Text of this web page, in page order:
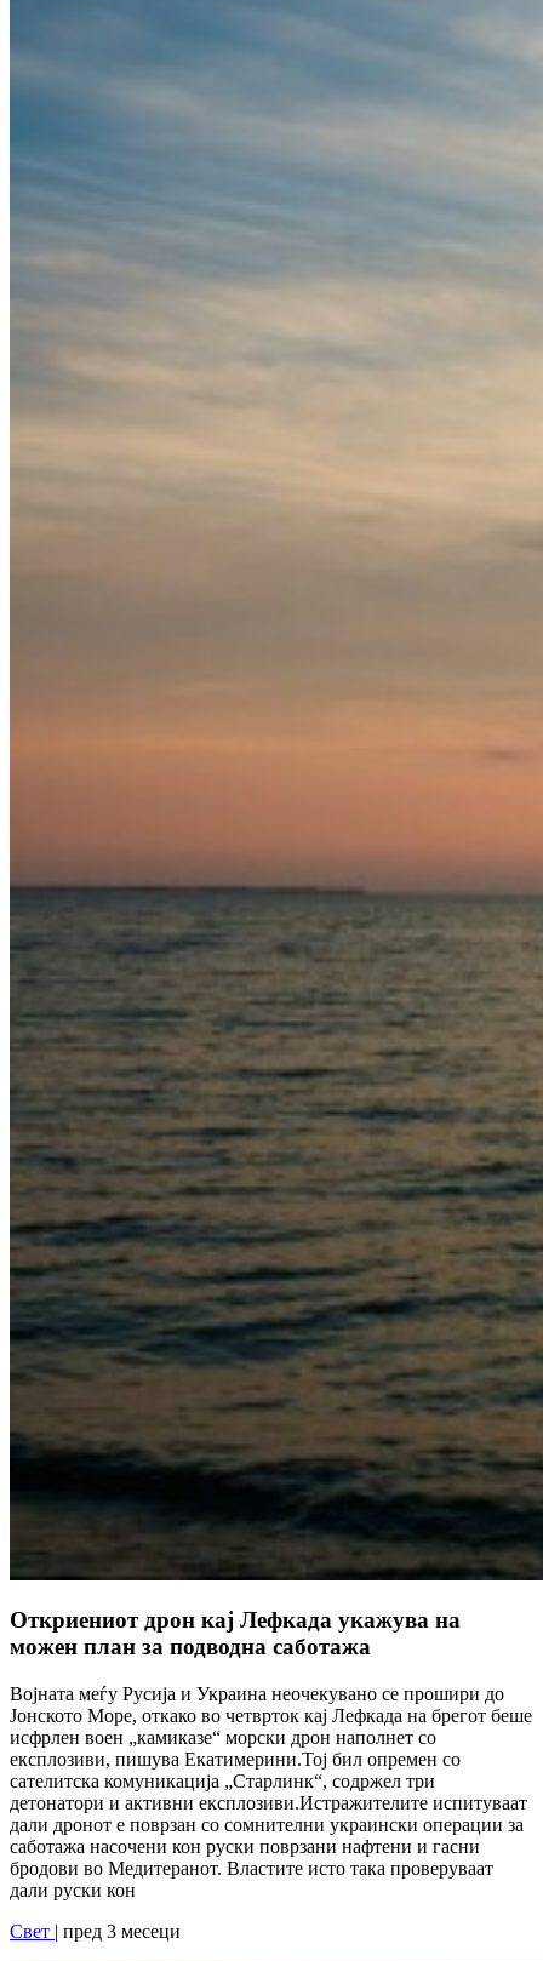
Откриениот дрон кај Лефкада укажува на
можен план за подводна саботажа
Војната меѓу Русија и Украина неочекувано се прошири до
Јонското Море, откако во четврток кај Лефкада на брегот беше
исфрлен воен „камиказе“ морски дрон наполнет со
експлозиви, пишува Екатимерини.Тој бил опремен со
сателитска комуникација „Старлинк“, содржел три
детонатори и активни експлозиви.Истражителите испитуваат
дали дронот е поврзан со сомнителни украински операции за
саботажа насочени кон руски поврзани нафтени и гасни
бродови во Медитеранот. Властите исто така проверуваат
дали руски кон
Свет | пред 3 месеци